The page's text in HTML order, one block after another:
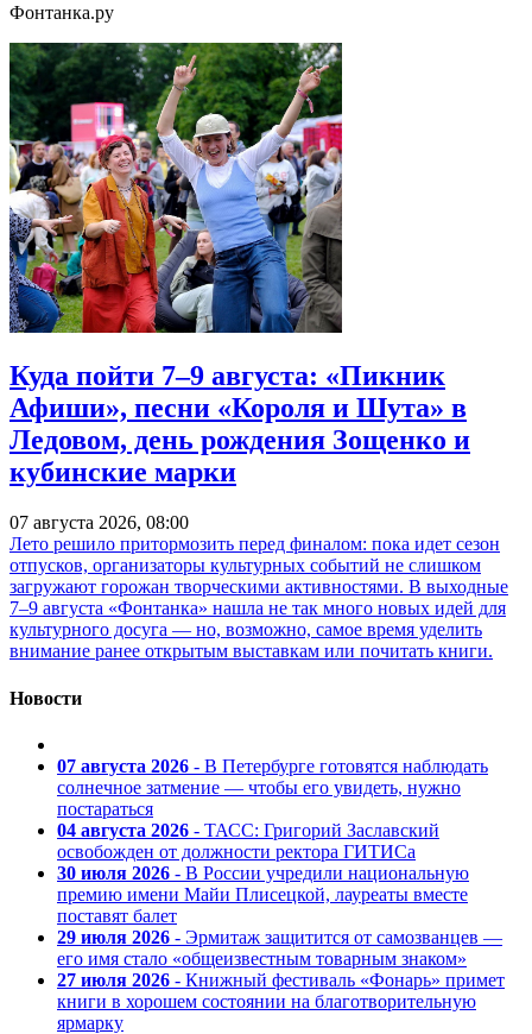
Фонтанка.ру
Куда пойти 7–9 августа: «Пикник
Афиши», песни «Короля и Шута» в
Ледовом, день рождения Зощенко и
кубинские марки
07 августа 2026, 08:00
Лето решило притормозить перед финалом: пока идет сезон
отпусков, организаторы культурных событий не слишком
загружают горожан творческими активностями. В выходные
7–9 августа «Фонтанка» нашла не так много новых идей для
культурного досуга — но, возможно, самое время уделить
внимание ранее открытым выставкам или почитать книги.
Новости
07 августа 2026 - В Петербурге готовятся наблюдать
солнечное затмение — чтобы его увидеть, нужно
постараться
04 августа 2026 - ТАСС: Григорий Заславский
освобожден от должности ректора ГИТИСа
30 июля 2026 - В России учредили национальную
премию имени Майи Плисецкой, лауреаты вместе
поставят балет
29 июля 2026 - Эрмитаж защитится от самозванцев —
его имя стало «общеизвестным товарным знаком»
27 июля 2026 - Книжный фестиваль «Фонарь» примет
книги в хорошем состоянии на благотворительную
ярмарку